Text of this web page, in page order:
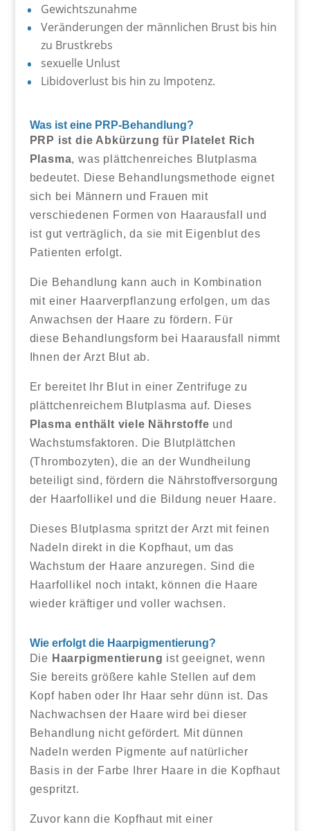
Gewichtszunahme
Veränderungen der männlichen Brust bis hin
zu Brustkrebs
sexuelle Unlust
Libidoverlust bis hin zu Impotenz.
Was ist eine PRP-Behandlung?
PRP ist die Abkürzung für Platelet Rich
Plasma, was plättchenreiches Blutplasma
bedeutet. Diese Behandlungsmethode eignet
sich bei Männern und Frauen mit
verschiedenen Formen von Haarausfall und
ist gut verträglich, da sie mit Eigenblut des
Patienten erfolgt.
Die Behandlung kann auch in Kombination
mit einer Haarverpflanzung erfolgen, um das
Anwachsen der Haare zu fördern. Für
diese Behandlungsform bei Haarausfall nimmt
Ihnen der Arzt Blut ab.
Er bereitet Ihr Blut in einer Zentrifuge zu
plättchenreichem Blutplasma auf. Dieses
Plasma enthält viele Nährstoffe und
Wachstumsfaktoren. Die Blutplättchen
(Thrombozyten), die an der Wundheilung
beteiligt sind, fördern die Nährstoffversorgung
der Haarfollikel und die Bildung neuer Haare.
Dieses Blutplasma spritzt der Arzt mit feinen
Nadeln direkt in die Kopfhaut, um das
Wachstum der Haare anzuregen. Sind die
Haarfollikel noch intakt, können die Haare
wieder kräftiger und voller wachsen.
Wie erfolgt die Haarpigmentierung?
Die Haarpigmentierung ist geeignet, wenn
Sie bereits größere kahle Stellen auf dem
Kopf haben oder Ihr Haar sehr dünn ist. Das
Nachwachsen der Haare wird bei dieser
Behandlung nicht gefördert. Mit dünnen
Nadeln werden Pigmente auf natürlicher
Basis in der Farbe Ihrer Haare in die Kopfhaut
gespritzt.
Zuvor kann die Kopfhaut mit einer